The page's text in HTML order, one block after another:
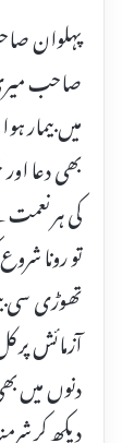
پہلوان
بھی دعا
کی ہر
تو رونا
تھوڑی سی
آزمائش
دنوں میں
دیکھ کر